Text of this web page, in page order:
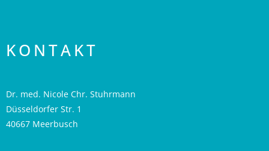
KONTAKT
Dr. med. Nicole Chr. Stuhrmann
Düsseldorfer Str. 1
40667 Meerbusch